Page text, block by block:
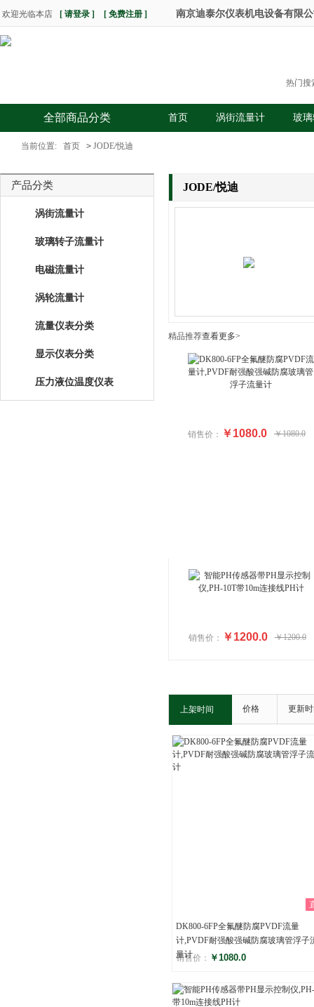
欢迎光临本店 [ 请登录 ] [ 免费注册 ] 南京迪泰尔仪表机电设备有限
热门搜
全部商品分类 首页 涡街流量计 玻
当前位置: 首页 > JODE/悦迪
产品分类
涡街流量计
玻璃转子流量计
电磁流量计
涡轮流量计
流量仪表分类
显示仪表分类
压力液位温度仪表
JODE/悦迪
精品推荐查看更多>
销售价： ￥1080.0 ￥1080.0
销售价： ￥1200.0 ￥1200.0
上架时间 价格 更新
DK800-6FP全氟醚防腐PVDF流量
计,PVDF耐强酸强碱防腐玻璃管浮子
量计
销售价： ￥1080.0
评分
()